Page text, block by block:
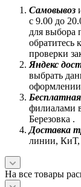
Самовывоз
с 9.00 до
для выбора
обратитесь
проверки
Яндекс
выбрать
оформлении
филиалами
Березовка .
Доставка
линии, КиТ,
На все товары